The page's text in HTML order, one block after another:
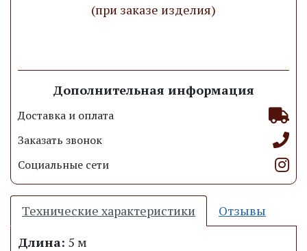
(при заказе изделия)
Дополнительная информация
Доставка и оплата
Заказать звонок
Социальные сети
Технические характеристики
Отзывы
Длина: 5 м